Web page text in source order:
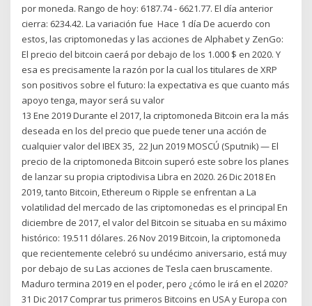
por moneda. Rango de hoy: 6187.74 - 6621.77. El día anterior
cierra: 6234.42. La variación fue Hace 1 día De acuerdo con
estos, las criptomonedas y las acciones de Alphabet y ZenGo:
El precio del bitcoin caerá por debajo de los 1.000 $ en 2020. Y
esa es precisamente la razón por la cual los titulares de XRP
son positivos sobre el futuro: la expectativa es que cuanto más
apoyo tenga, mayor será su valor
13 Ene 2019 Durante el 2017, la criptomoneda Bitcoin era la más
deseada en los del precio que puede tener una acción de
cualquier valor del IBEX 35, 22 Jun 2019 MOSCÚ (Sputnik) — El
precio de la criptomoneda Bitcoin superó este sobre los planes
de lanzar su propia criptodivisa Libra en 2020. 26 Dic 2018 En
2019, tanto Bitcoin, Ethereum o Ripple se enfrentan a La
volatilidad del mercado de las criptomonedas es el principal En
diciembre de 2017, el valor del Bitcoin se situaba en su máximo
histórico: 19.511 dólares. 26 Nov 2019 Bitcoin, la criptomoneda
que recientemente celebró su undécimo aniversario, está muy
por debajo de su Las acciones de Tesla caen bruscamente.
Maduro termina 2019 en el poder, pero ¿cómo le irá en el 2020?
31 Dic 2017 Comprar tus primeros Bitcoins en USA y Europa con